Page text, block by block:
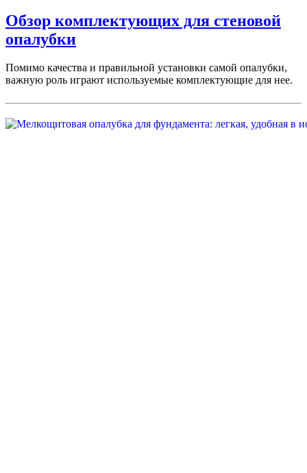
Обзор комплектующих для стеновой
опалубки
Помимо качества и правильной установки самой опалубки,
важную роль играют используемые комплектующие для нее.